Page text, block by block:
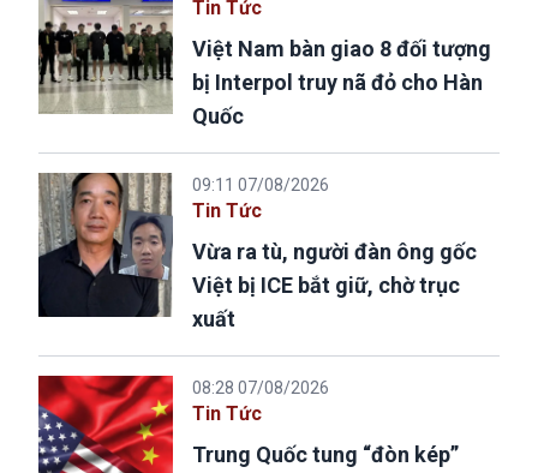
Tin Tức
Việt Nam bàn giao 8 đối tượng
bị Interpol truy nã đỏ cho Hàn
Quốc
09:11 07/08/2026
Tin Tức
Vừa ra tù, người đàn ông gốc
Việt bị ICE bắt giữ, chờ trục
xuất
08:28 07/08/2026
Tin Tức
Trung Quốc tung “đòn kép”